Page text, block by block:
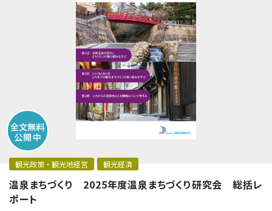
観光政策・観光地経営 観光経済
温泉まちづくり 2025年度温泉まちづくり研究会 総括レ
ポート